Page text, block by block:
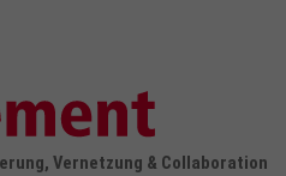
Vernetzung & Collaboration